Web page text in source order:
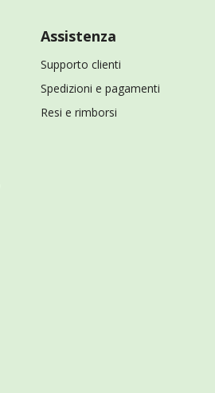
Assistenza
Supporto clienti
Spedizioni e pagamenti
Resi e rimborsi